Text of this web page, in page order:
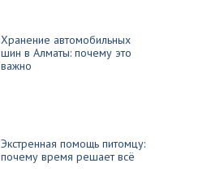
Хранение автомобильных
шин в Алматы: почему это
важно
Экстренная помощь питомцу:
почему время решает всё